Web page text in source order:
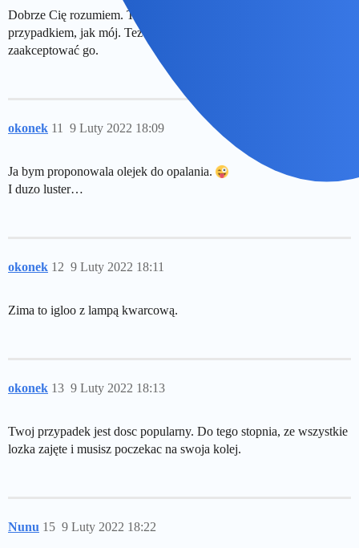
Dobrze Cię rozumiem. To wyjątkowo niełatwo zetknąć się z takim
przypadkiem, jak mój. Też miałbym wielkie trudności
zaakceptować go.
okonek 9 Luty 2022 18:09
11
Ja bym proponowala olejek do opalania.
I duzo luster…
okonek 9 Luty 2022 18:11
12
Zima to igloo z lampą kwarcową.
okonek 9 Luty 2022 18:13
13
Twoj przypadek jest dosc popularny. Do tego stopnia, ze wszystkie
lozka zajęte i musisz poczekac na swoja kolej.
Nunu 9 Luty 2022 18:22
15